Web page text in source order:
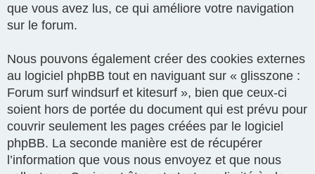
que vous avez lus, ce qui améliore votre navigation
sur le forum.
Nous pouvons également créer des cookies externes
au logiciel phpBB tout en naviguant sur « glisszone :
Forum surf windsurf et kitesurf », bien que ceux-ci
soient hors de portée du document qui est prévu pour
couvrir seulement les pages créées par le logiciel
phpBB. La seconde manière est de récupérer
l’information que vous nous envoyez et que nous